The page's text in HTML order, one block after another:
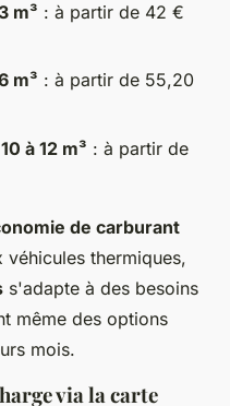
m³ : à partir de 42 €
m³ : à partir de 55,20
à 12 m³ : à partir de
de carburant
thermiques,
s'adapte à des besoins
même des options
mois.
via la carte